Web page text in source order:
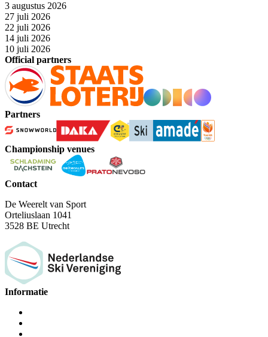
3 augustus 2026
27 juli 2026
22 juli 2026
14 juli 2026
10 juli 2026
Official partners
Partners
Championship venues
Contact
De Weerelt van Sport
Orteliuslaan 1041
3528 BE Utrecht
Informatie